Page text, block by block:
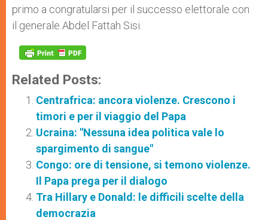
primo a congratularsi per il successo elettorale con
il generale Abdel Fattah Sisi.
Related Posts:
Centrafrica: ancora violenze. Crescono i
timori e per il viaggio del Papa
Ucraina: "Nessuna idea politica vale lo
spargimento di sangue"
Congo: ore di tensione, si temono violenze.
Il Papa prega per il dialogo
Tra Hillary e Donald: le difficili scelte della
democrazia